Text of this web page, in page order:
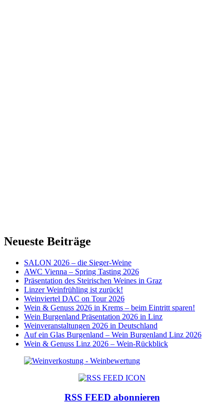
Neueste Beiträge
SALON 2026 – die Sieger-Weine
AWC Vienna – Spring Tasting 2026
Präsentation des Steirischen Weines in Graz
Linzer Weinfrühling ist zurück!
Weinviertel DAC on Tour 2026
Wein & Genuss 2026 in Krems – beim Eintritt sparen!
Wein Burgenland Präsentation 2026 in Linz
Weinveranstaltungen 2026 in Deutschland
Auf ein Glas Burgenland – Wein Burgenland Linz 2026
Wein & Genuss Linz 2026 – Wein-Rückblick
RSS FEED abonnieren